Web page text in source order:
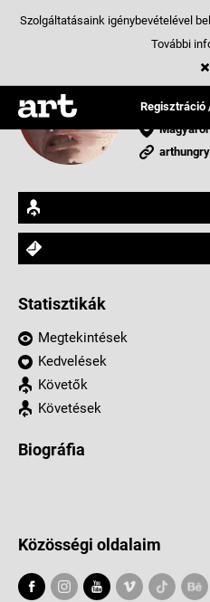
Regisztráció
senki
Statisztikák
Megtekintések
Kedvelések
Követők
Követések
Biográfia
Közösségi oldalaim
Szolgáltatásaink igénybevételével
További